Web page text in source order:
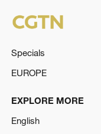
Specials
EUROPE
EXPLORE MORE
English